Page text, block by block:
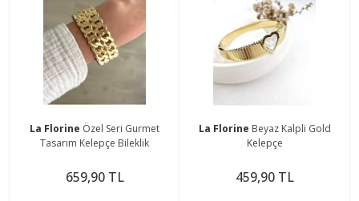
La Florine Özel Seri Gurmet
Tasarım Kelepçe Bileklik
659,90 TL
La Florine Beyaz Kalpli Gold
Kelepçe
459,90 TL